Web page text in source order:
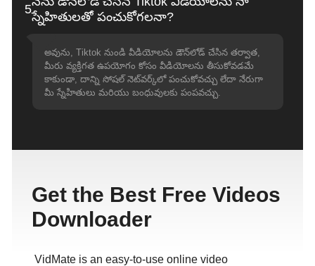
5
స్నేహితులతో పంచుకోగలనా?
అవును, Tiktok నుండి వీడియోలను డౌన్‌లోడ్ చేసిన తర్వాత,
మీరు వ్యక్తిగత ఉపయోగం కోసం వీడియోలను తీసుకోవడమే
కాకుండా, దాన్ని సోషల్ నెట్‌వర్క్‌లో పంచుకోవచ్చు లేదా నేరుగా
మీ స్నేహితులు మరియు బంధువులకు పంపవచ్చు.
Get the Best Free Videos
Downloader
VidMate is an easy-to-use online video